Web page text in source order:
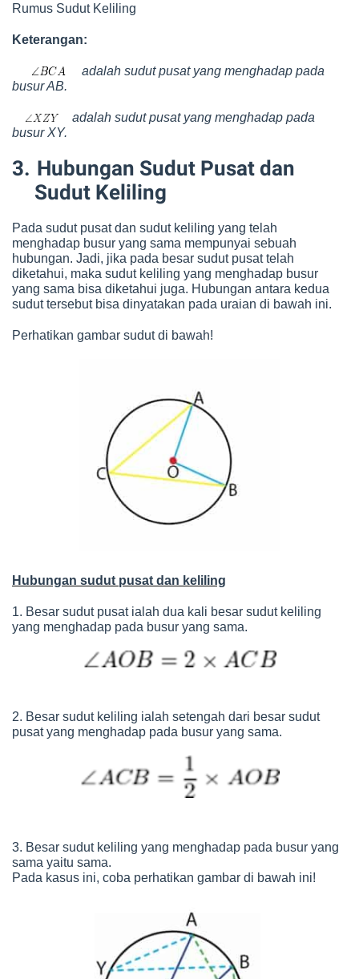
Rumus Sudut Keliling
Keterangan:
adalah sudut pusat yang menghadap pada
busur AB.
adalah sudut pusat yang menghadap pada
busur XY.
3. Hubungan Sudut Pusat dan
Sudut Keliling
Pada sudut pusat dan sudut keliling yang telah
menghadap busur yang sama mempunyai sebuah
hubungan. Jadi, jika pada besar sudut pusat telah
diketahui, maka sudut keliling yang menghadap busur
yang sama bisa diketahui juga. Hubungan antara kedua
sudut tersebut bisa dinyatakan pada uraian di bawah ini.
Perhatikan gambar sudut di bawah!
Hubungan sudut pusat dan keliling
1. Besar sudut pusat ialah dua kali besar sudut keliling
yang menghadap pada busur yang sama.
2. Besar sudut keliling ialah setengah dari besar sudut
pusat yang menghadap pada busur yang sama.
3. Besar sudut keliling yang menghadap pada busur yang
sama yaitu sama.
Pada kasus ini, coba perhatikan gambar di bawah ini!